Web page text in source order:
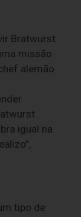
Bratwurst
missão
alemão
igual na
tipo de